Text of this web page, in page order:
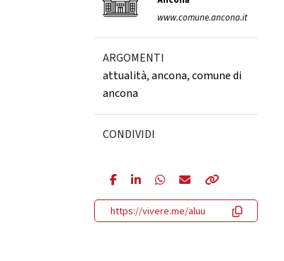
www.comune.ancona.it
ARGOMENTI
attualità,ancona,comune di
ancona
CONDIVIDI
https://vivere.me/aluu